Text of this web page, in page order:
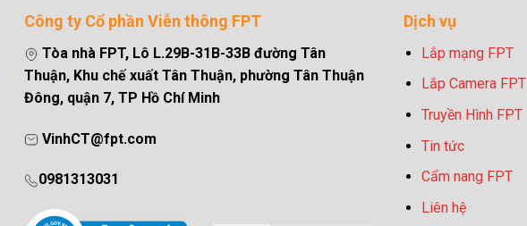
Công ty Cổ phần Viễn thông FPT
Tòa nhà FPT, Lô L.29B-31B-33B đường Tân
Thuận, Khu chế xuất Tân Thuận, phường Tân Thuận
Đông, quận 7, TP Hồ Chí Minh
VinhCT@fpt.com
0981313031
Dịch vụ
Lắp mạng FPT
Lắp Camera FPT
Truyền Hình FPT
Tin tức
Cẩm nang FPT
Liên hệ